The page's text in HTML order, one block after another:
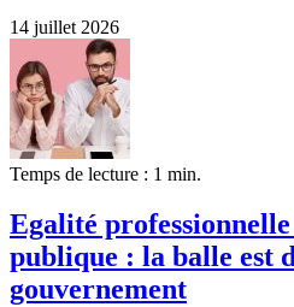
14 juillet 2026
Temps de lecture : 1 min.
Egalité
publique : la balle est
gouvernement